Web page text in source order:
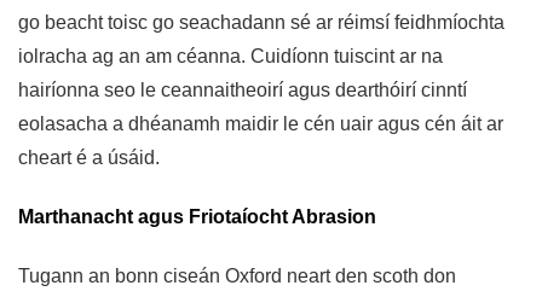
go beacht toisc go seachadann sé ar réimsí feidhmíochta
iolracha ag an am céanna. Cuidíonn tuiscint ar na
hairíonna seo le ceannaitheoirí agus dearthóirí cinntí
eolasacha a dhéanamh maidir le cén uair agus cén áit ar
cheart é a úsáid.
Marthanacht agus Friotaíocht Abrasion
Tugann an bonn ciseán Oxford neart den scoth don